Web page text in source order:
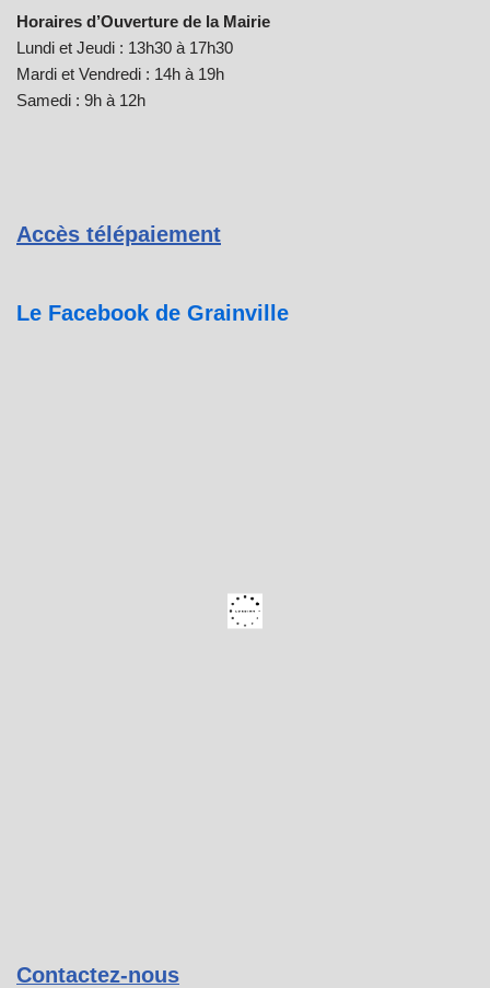
Horaires d’Ouverture de la Mairie
Lundi et Jeudi : 13h30 à 17h30
Mardi et Vendredi : 14h à 19h
Samedi : 9h à 12h
Accès télépaiement
Le Facebook de Grainville
Contactez-nous